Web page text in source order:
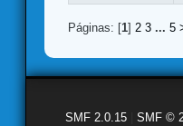
Páginas: [1] 2 3 ... 5
SMF 2.0.15 SMF ©